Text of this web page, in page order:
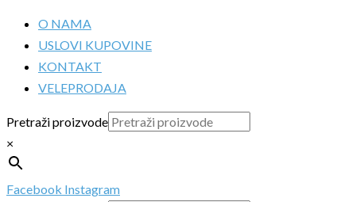
sadržaj
O NAMA
USLOVI KUPOVINE
KONTAKT
VELEPRODAJA
Pretraži proizvode
×
Facebook Instagram